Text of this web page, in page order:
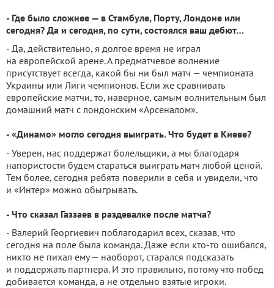
- Где было сложнее — в Стамбуле, Порту, Лондоне или
сегодня? Да и сегодня, по сути, состоялся ваш дебют…
- Да, действительно, я долгое время не играл
на европейской арене. А предматчевое волнение
присутствует всегда, какой бы ни был матч — чемпионата
Украины или Лиги чемпионов. Если же сравнивать
европейские матчи, то, наверное, самым волнительным был
домашний матч с лондонским «Арсеналом».
- «Динамо» могло сегодня выиграть. Что будет в Киеве?
- Уверен, нас поддержат болельщики, а мы благодаря
напористости будем стараться выиграть матч любой ценой.
Тем более, сегодня ребята поверили в себя и увидели, что
и «Интер» можно обыгрывать.
- Что сказал Газзаев в раздевалке после матча?
- Валерий Георгиевич поблагодарил всех, сказав, что
сегодня на поле была команда. Даже если кто-то ошибался,
никто не пихал ему — наоборот, старался подсказать
и поддержать партнера. И это правильно, потому что побед
добивается команда, а не отдельно взятые игроки.